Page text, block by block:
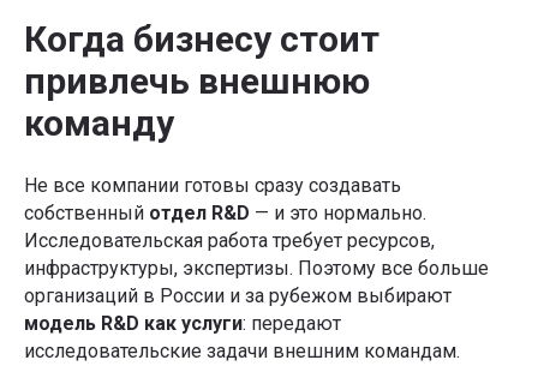
Когда бизнесу стоит
привлечь внешнюю
команду
Не все компании готовы сразу создавать
собственный отдел R&D — и это нормально.
Исследовательская работа требует ресурсов,
инфраструктуры, экспертизы. Поэтому все больше
организаций в России и за рубежом выбирают
модель R&D как услуги: передают
исследовательские задачи внешним командам.